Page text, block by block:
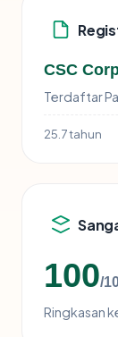
CSC
Terdaftar
25.7 tahun
100/
Ringkasan